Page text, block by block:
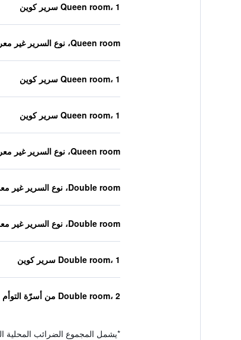
Queen room، 1 سرير كوين
Queen room، نوع السرير غير معروف
Queen room، 1 سرير كوين
Queen room، 1 سرير كوين
Queen room، نوع السرير غير معروف
Double room، نوع السرير غير معروف
Double room، نوع السرير غير معروف
Double room، 1 سرير كوين
Double room، 2 من أسرّة التوأم
*يشمل المجموع الضرائب المحلية